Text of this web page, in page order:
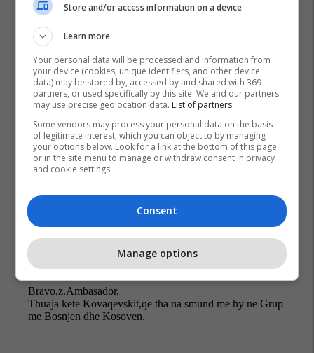
Reformat Në Maqedoni
Maqedonia Në Nato Dhe Be
Holanda
Store and/or access information on a device
Learn more
Your personal data will be processed and information from
your device (cookies, unique identifiers, and other device
data) may be stored by, accessed by and shared with 369
partners, or used specifically by this site. We and our partners
may use precise geolocation data. List of partners.
Some vendors may process your personal data on the basis
of legitimate interest, which you can object to by managing
your options below. Look for a link at the bottom of this page
or in the site menu to manage or withdraw consent in privacy
and cookie settings.
Consent
Manage options